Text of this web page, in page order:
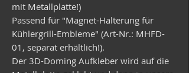
mit Metallplatte!)
Passend für "Magnet-Halterung für
Kühlergrill-Embleme" (Art-Nr.: MHFD-
01, separat erhältlich!).
Der 3D-Doming Aufkleber wird auf die